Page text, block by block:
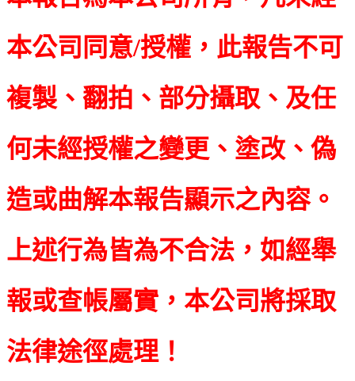
本公司同意/授權，此報告不可
複製、翻拍、部分攝取、及任
何未經授權之變更、塗改、偽
造或曲解本報告顯示之內容。
上述行為皆為不合法，如經舉
報或查帳屬實，本公司將採取
法律途徑處理！